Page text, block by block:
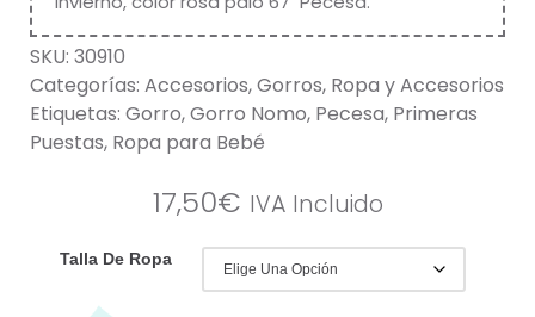
SKU: 30910
Categorías: Accesorios,Gorros, Ropa y Accesorios
Etiquetas: Gorro,Gorro Nomo, Pecesa, Primeras
Puestas, Ropa para Bebé
17,50€ IVA Incluido
Talla De Ropa